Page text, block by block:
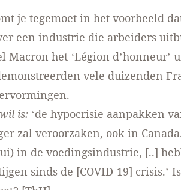
je tegemoet in het voorbeeld
een industrie die arbeiders
Macron het ‘Légion d’honneur’
vele duizenden
is: ‘de hypocrisie aanpakken
zal veroorzaken, ook in
in de voedingsindustrie, [..]
sinds de [COVID-19] crisis.’